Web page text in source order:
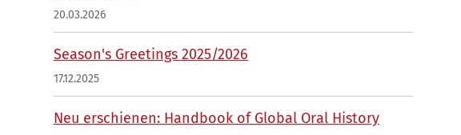
20.03.2026
Season's Greetings 2025/2026
17.12.2025
Neu erschienen: Handbook of Global Oral History